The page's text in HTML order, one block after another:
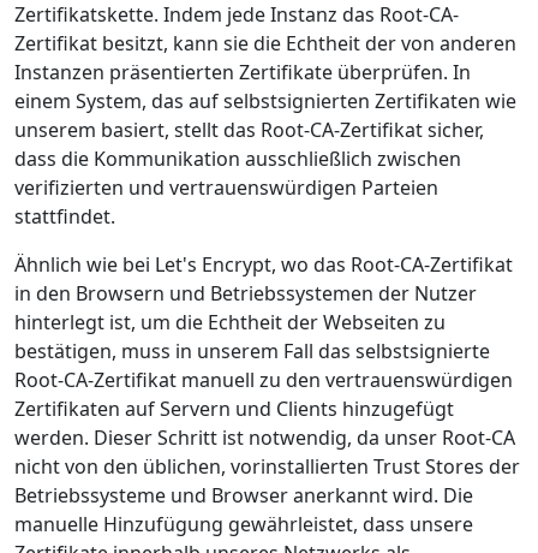
Zertifikatskette. Indem jede Instanz das Root-CA-
Zertifikat besitzt, kann sie die Echtheit der von anderen
Instanzen präsentierten Zertifikate überprüfen. In
einem System, das auf selbstsignierten Zertifikaten wie
unserem basiert, stellt das Root-CA-Zertifikat sicher,
dass die Kommunikation ausschließlich zwischen
verifizierten und vertrauenswürdigen Parteien
stattfindet.
Ähnlich wie bei Let's Encrypt, wo das Root-CA-Zertifikat
in den Browsern und Betriebssystemen der Nutzer
hinterlegt ist, um die Echtheit der Webseiten zu
bestätigen, muss in unserem Fall das selbstsignierte
Root-CA-Zertifikat manuell zu den vertrauenswürdigen
Zertifikaten auf Servern und Clients hinzugefügt
werden. Dieser Schritt ist notwendig, da unser Root-CA
nicht von den üblichen, vorinstallierten Trust Stores der
Betriebssysteme und Browser anerkannt wird. Die
manuelle Hinzufügung gewährleistet, dass unsere